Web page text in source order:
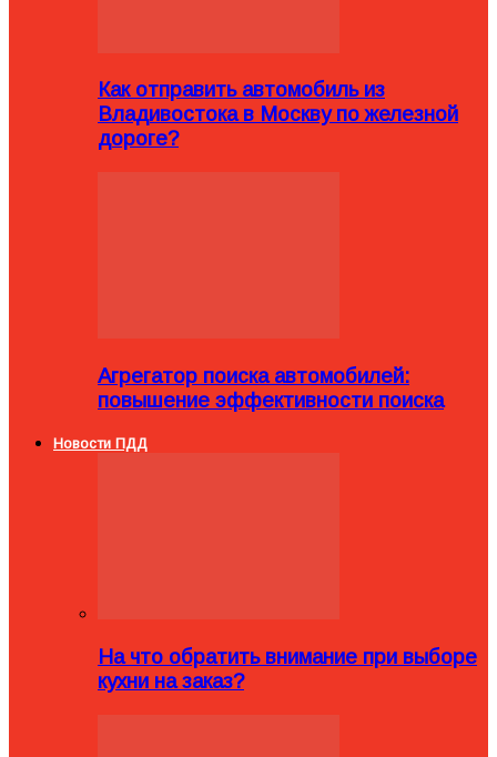
Как отправить автомобиль из
Владивостока в Москву по железной
дороге?
Агрегатор поиска автомобилей:
повышение эффективности поиска
Новости ПДД
На что обратить внимание при выборе
кухни на заказ?